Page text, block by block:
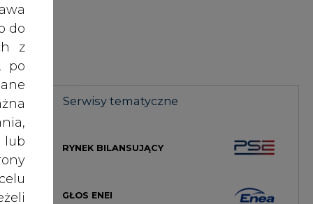
do
z
po
lub
nie
dla
Serwisy tematyczne
RYNEK BILANSUJĄCY
GŁOS ENEI